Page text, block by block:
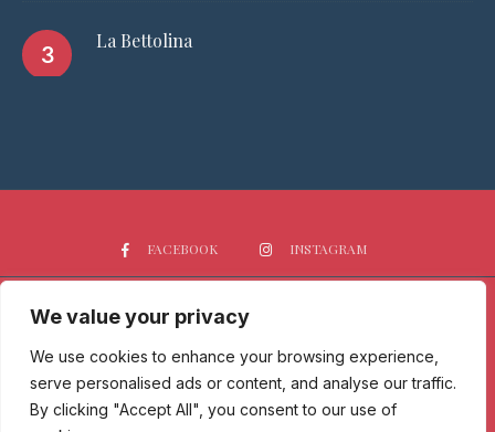
We value your privacy
We use cookies to enhance your browsing experience,
serve personalised ads or content, and analyse our traffic.
By clicking "Accept All", you consent to our use of
La Bettolina
FACEBOOK INSTAGRAM
HOME CHI SIAMO
Passione Gourmet è una testata giornalistica registrata presso il
Tribunale di Milano con n° 173/2017 il 09/06/2017 - Iscrizione al ROC